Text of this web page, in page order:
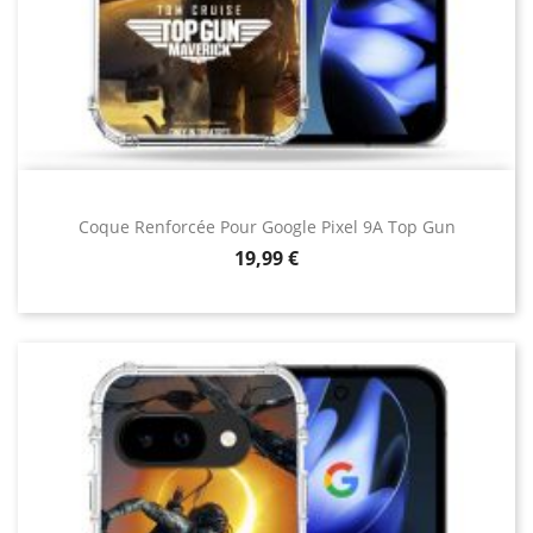
Coque Renforcée Pour Google Pixel 9A Top Gun
Prix
19,99 €